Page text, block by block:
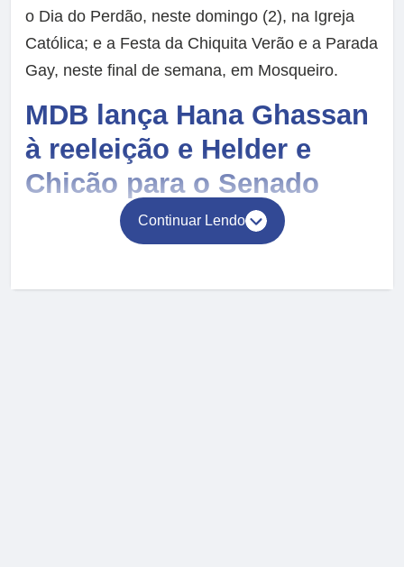
o Dia do Perdão, neste domingo (2), na Igreja
Católica; e a Festa da Chiquita Verão e a Parada
Gay, neste final de semana, em Mosqueiro.
MDB lança Hana Ghassan
à reeleição e Helder e
Chicão para o Senado
Continuar Lendo